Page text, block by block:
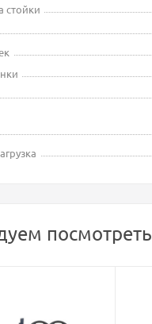
стойки
посмотреть